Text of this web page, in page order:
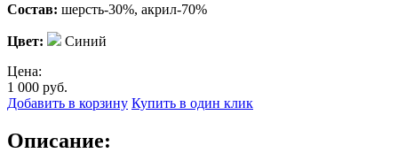
Состав: шерсть-30%, акрил-70%
Цвет:
Синий
Цена:
1 000 руб.
Добавить в корзину Купить в один клик
Описание: